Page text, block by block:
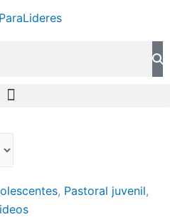
, Pastoral juvenil,